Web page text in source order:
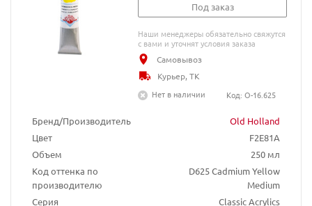
Бренд/Производитель
Old Holland
Цвет
F2E81A
Объем
250 мл
Код оттенка по
производителю
D625 Cadmium Yellow
Medium
Серия
Classic Acrylics
Под заказ
Наши менеджеры обязательно свяжутся
с вами и уточнят условия заказа
Самовывоз
Курьер, ТК
Нет в наличии
Код: O-16.625